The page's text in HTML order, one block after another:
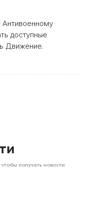
Антивоенному
доступные
Движение.
получать новости